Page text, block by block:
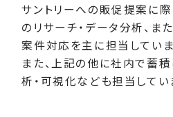
サントリーへの販促提案に際
のリサーチ・データ分析、ま
案件対応を主に担当していま
また、上記の他に社内で蓄
析・可視化なども担当してい